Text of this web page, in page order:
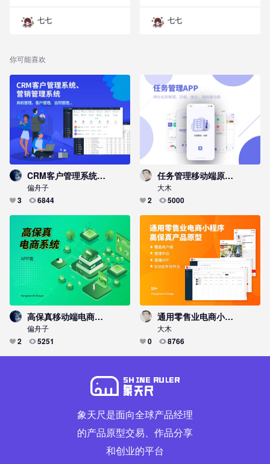
七七 七七
你可能喜欢
CRM客户管理系统、营销管理系统
偏舟子
3 6844
任务管理移动端原型模板【工具】
大木
2 5000
高保真移动端电商APP产品原型模板
偏舟子
2 5251
通用零售业电商小程序高保真产品原型，覆盖用户端、管理中台、直播APP、B2B软件控件台
大木
0 8766
象天尺是面向全球产品经理
的产品原型交易、作品分享
和创业的平台